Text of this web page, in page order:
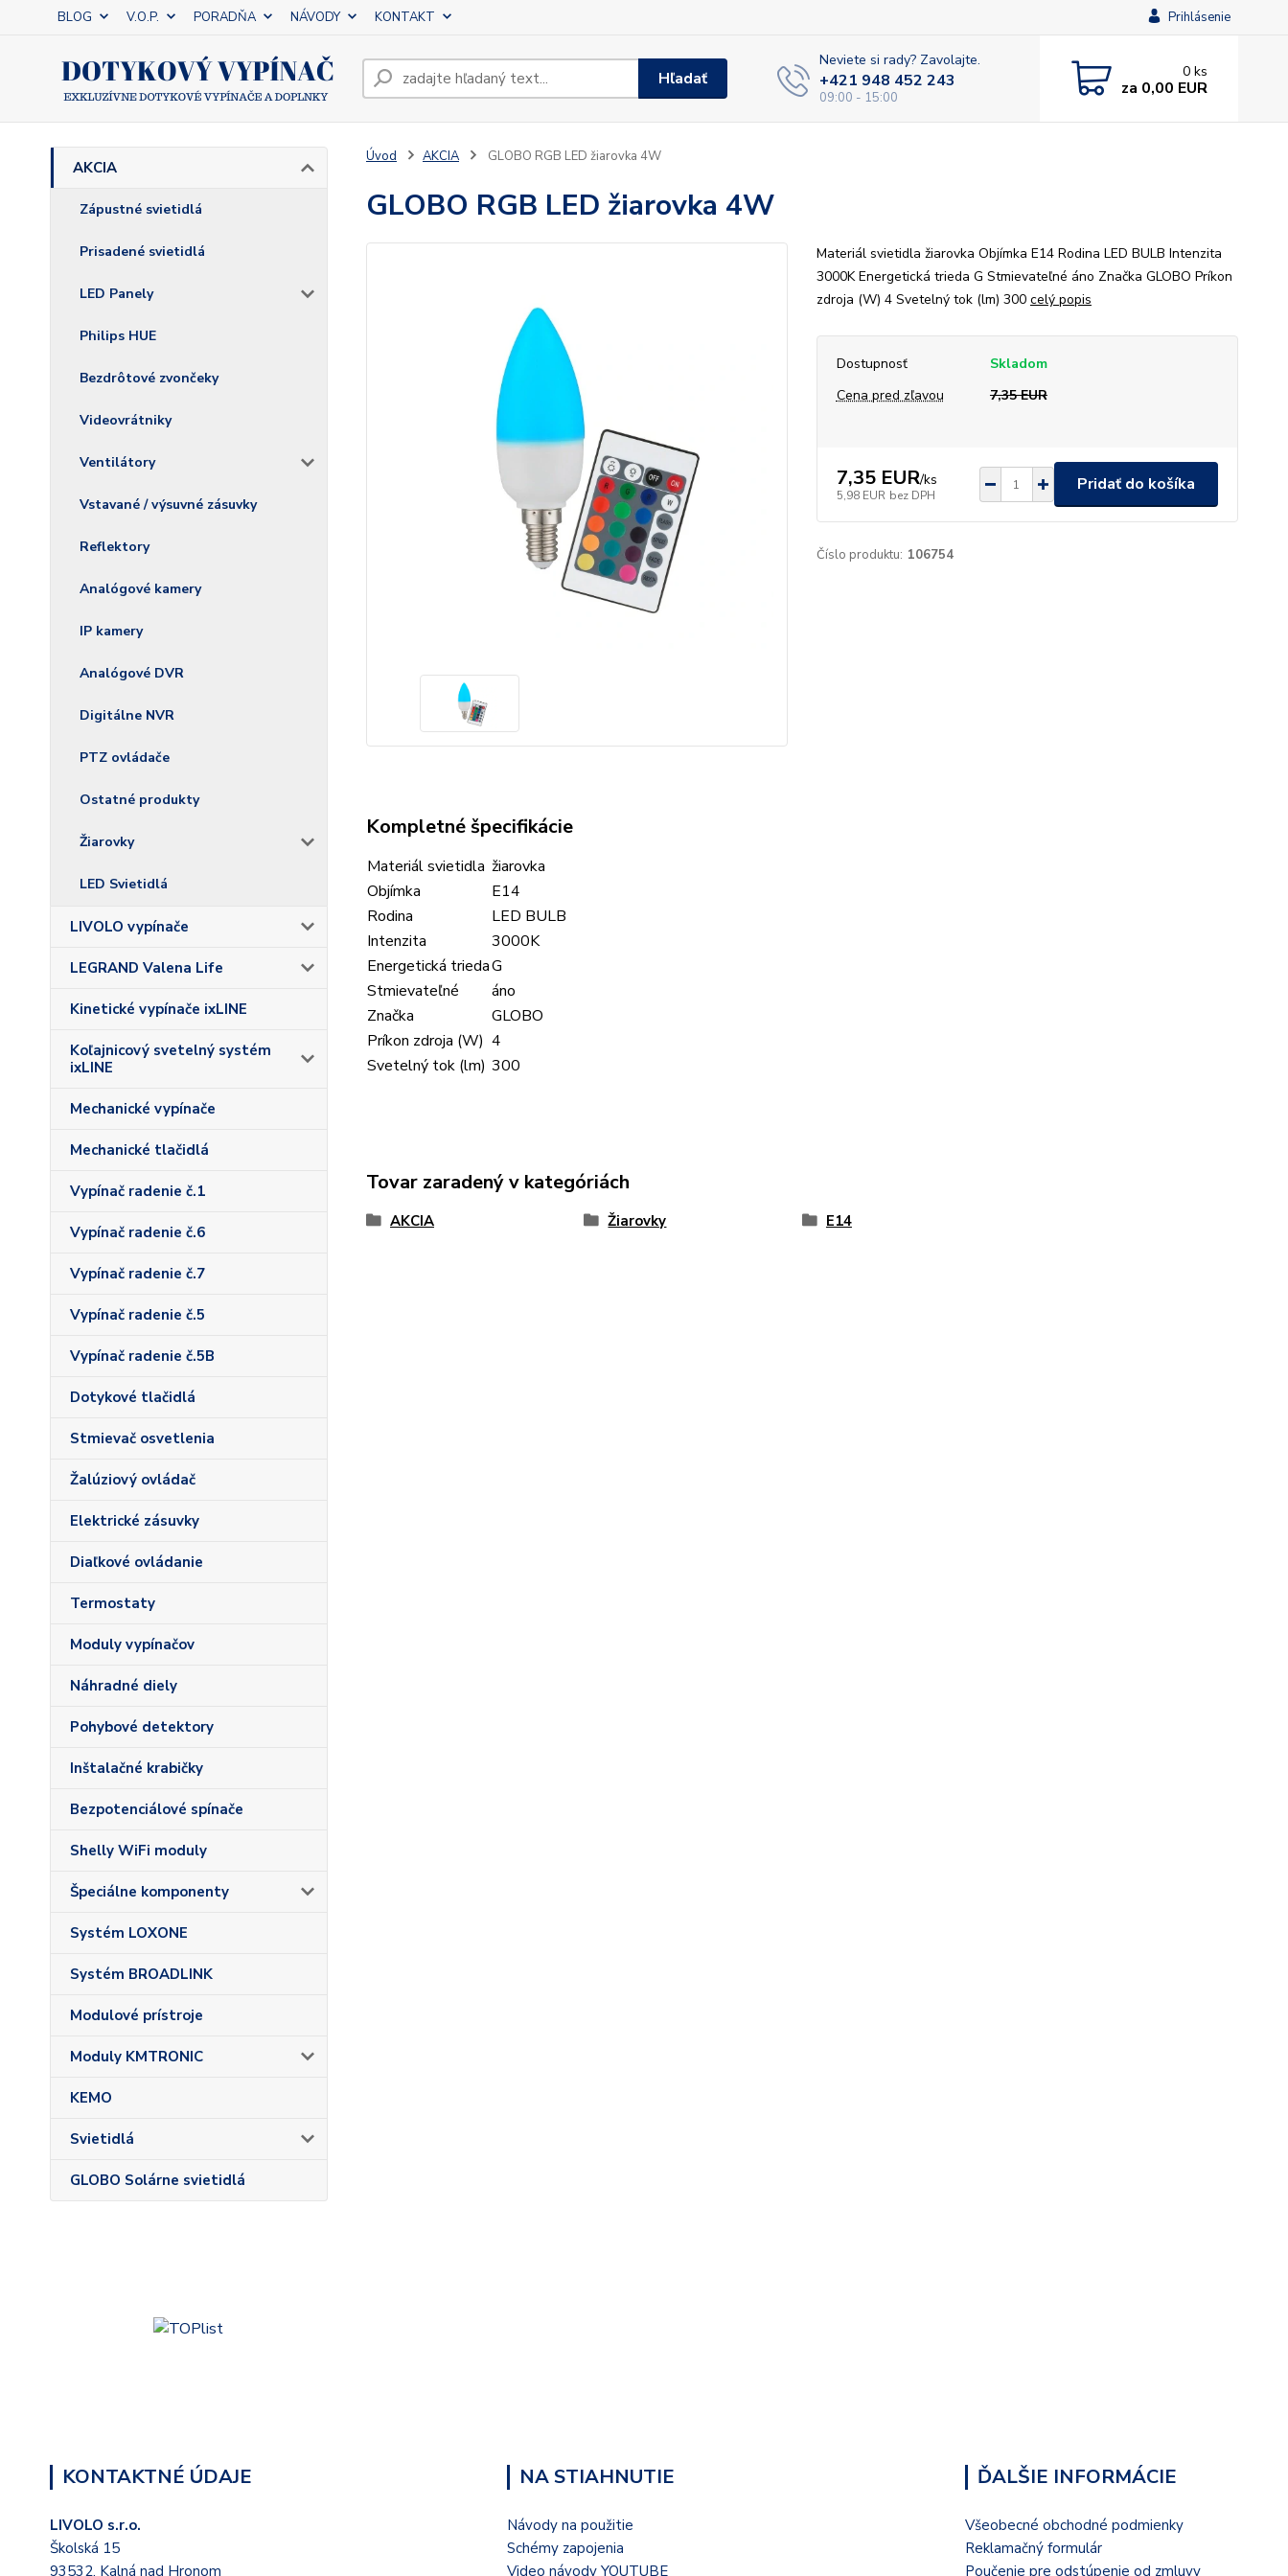
BLOG V.O.P. PORADŇA NÁVODY KONTAKT Prihlásenie
Hľadať
Neviete si rady? Zavolajte.
+421 948 452 243
09:00 - 15:00
0 ks
za 0,00 EUR
AKCIA
Zápustné svietidlá
Prisadené svietidlá
LED Panely
Philips HUE
Bezdrôtové zvončeky
Videovrátniky
Ventilátory
Vstavané / výsuvné zásuvky
Reflektory
Analógové kamery
IP kamery
Analógové DVR
Digitálne NVR
PTZ ovládače
Ostatné produkty
Žiarovky
LED Svietidlá
LIVOLO vypínače
LEGRAND Valena Life
Kinetické vypínače ixLINE
Koľajnicový svetelný systém
ixLINE
Mechanické vypínače
Mechanické tlačidlá
Vypínač radenie č.1
Vypínač radenie č.6
Vypínač radenie č.7
Vypínač radenie č.5
Vypínač radenie č.5B
Dotykové tlačidlá
Stmievač osvetlenia
Žalúziový ovládač
Elektrické zásuvky
Diaľkové ovládanie
Termostaty
Moduly vypínačov
Náhradné diely
Pohybové detektory
Inštalačné krabičky
Bezpotenciálové spínače
Shelly WiFi moduly
Špeciálne komponenty
Systém LOXONE
Systém BROADLINK
Modulové prístroje
Moduly KMTRONIC
KEMO
Svietidlá
GLOBO Solárne svietidlá
Úvod AKCIA GLOBO RGB LED žiarovka 4W
GLOBO RGB LED žiarovka 4W
Materiál svietidla žiarovka Objímka E14 Rodina LED BULB Intenzita
3000K Energetická trieda G Stmievateľné áno Značka GLOBO Príkon
zdroja (W) 4 Svetelný tok (lm) 300 celý popis
Dostupnosť
Skladom
Cena pred zľavou
7,35 EUR
7,35 EUR/ks
5,98 EUR bez DPH
Pridať do košíka
Číslo produktu: 106754
Kompletné špecifikácie
Materiál svietidla žiarovka
Objímka
E14
Rodina
LED BULB
Intenzita
3000K
Energetická triedaG
Stmievateľné
áno
Značka
GLOBO
Príkon zdroja (W) 4
Svetelný tok (lm) 300
Tovar zaradený v kategóriách
AKCIA Žiarovky E14
KONTAKTNÉ ÚDAJE
LIVOLO s.r.o.
Školská 15
93532, Kalná nad Hronom
NA STIAHNUTIE
Návody na použitie
Schémy zapojenia
Video návody YOUTUBE
ĎALŠIE INFORMÁCIE
Všeobecné obchodné podmienky
Reklamačný formulár
Poučenie pre odstúpenie od zmluvy